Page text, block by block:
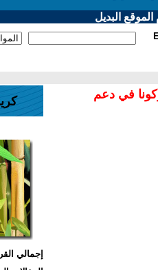
البديل
في دعم
إجمالي